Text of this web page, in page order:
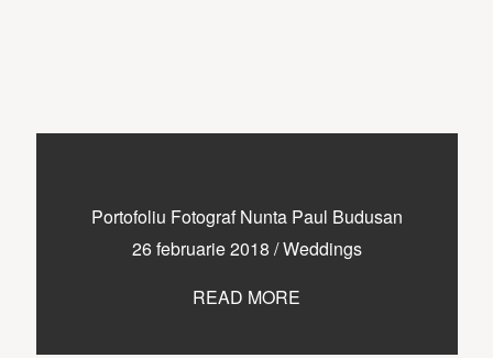
Portofoliu Fotograf Nunta Paul Budusan
26 februarie 2018 /Weddings
READ MORE